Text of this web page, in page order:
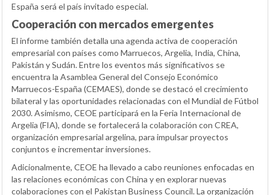
España será el país invitado especial.
Cooperación con mercados emergentes
El informe también detalla una agenda activa de cooperación
empresarial con países como Marruecos, Argelia, India, China,
Pakistán y Sudán. Entre los eventos más significativos se
encuentra la Asamblea General del Consejo Económico
Marruecos-España (CEMAES), donde se destacó el crecimiento
bilateral y las oportunidades relacionadas con el Mundial de Fútbol
2030. Asimismo, CEOE participará en la Feria Internacional de
Argelia (FIA), donde se fortalecerá la colaboración con CREA,
organización empresarial argelina, para impulsar proyectos
conjuntos e incrementar inversiones.
Adicionalmente, CEOE ha llevado a cabo reuniones enfocadas en
las relaciones económicas con China y en explorar nuevas
colaboraciones con el Pakistan Business Council. La organización